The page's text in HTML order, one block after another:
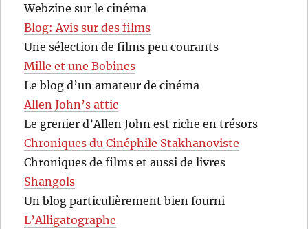
Webzine sur le cinéma
Blog: Avis sur des films
Une sélection de films peu courants
Mille et une Bobines
Le blog d’un amateur de cinéma
Allen John’s attic
Le grenier d’Allen John est riche en trésors
Chroniques du Cinéphile Stakhanoviste
Chroniques de films et aussi de livres
Shangols
Un blog particulièrement bien fourni
L’Alligatographe